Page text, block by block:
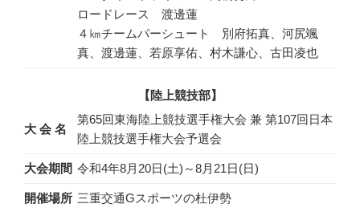
ロードレース 渡邊蓮
４㎞チームパーシュート 別府拓真、河尻颯
真、渡邊蓮、若原享佑、村木謙心、古田凌也
【陸上競技部】
大 会 名
第65回東海陸上競技選手権大会 兼 第107回日本
陸上競技選手権大会予選会
大会期間 令和4年8月20日(土)～8月21日(日)
開催場所 三重交通Gスポーツの杜伊勢